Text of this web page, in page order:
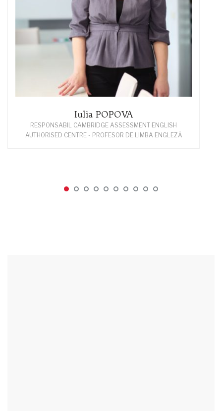
Iulia POPOVA
RESPONSABIL CAMBRIDGE ASSESSMENT ENGLISH
AUTHORISED CENTRE - PROFESOR DE LIMBA ENGLEZĂ